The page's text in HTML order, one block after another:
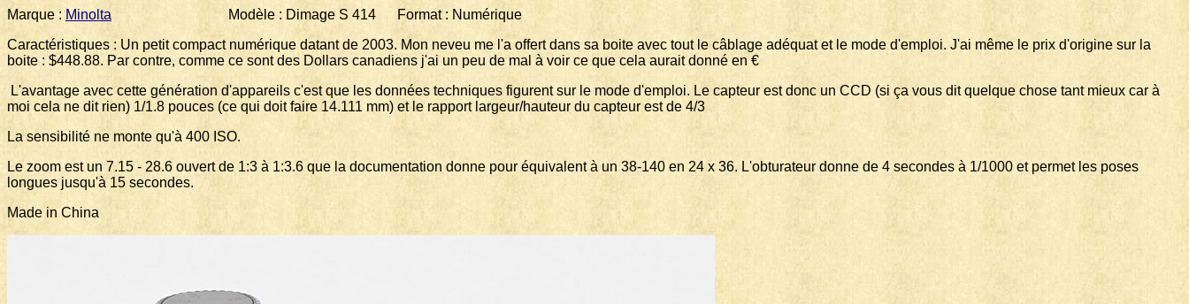
Marque : Minolta Modèle : Dimage S 414 Format : Numérique
Caractéristiques : Un petit compact numérique datant de 2003. Mon neveu me l'a offert dans sa boite avec tout le câblage adéquat et le mode d'emploi. J'ai même le prix d'origine sur la
boite : $448.88. Par contre, comme ce sont des Dollars canadiens j'ai un peu de mal à voir ce que cela aurait donné en €
L'avantage avec cette génération d'appareils c'est que les données techniques figurent sur le mode d'emploi. Le capteur est donc un CCD (si ça vous dit quelque chose tant mieux car à
moi cela ne dit rien) 1/1.8 pouces (ce qui doit faire 14.111 mm) et le rapport largeur/hauteur du capteur est de 4/3
La sensibilité ne monte qu'à 400 ISO.
Le zoom est un 7.15 - 28.6 ouvert de 1:3 à 1:3.6 que la documentation donne pour équivalent à un 38-140 en 24 x 36. L'obturateur donne de 4 secondes à 1/1000 et permet les poses
longues jusqu'à 15 secondes.
Made in China